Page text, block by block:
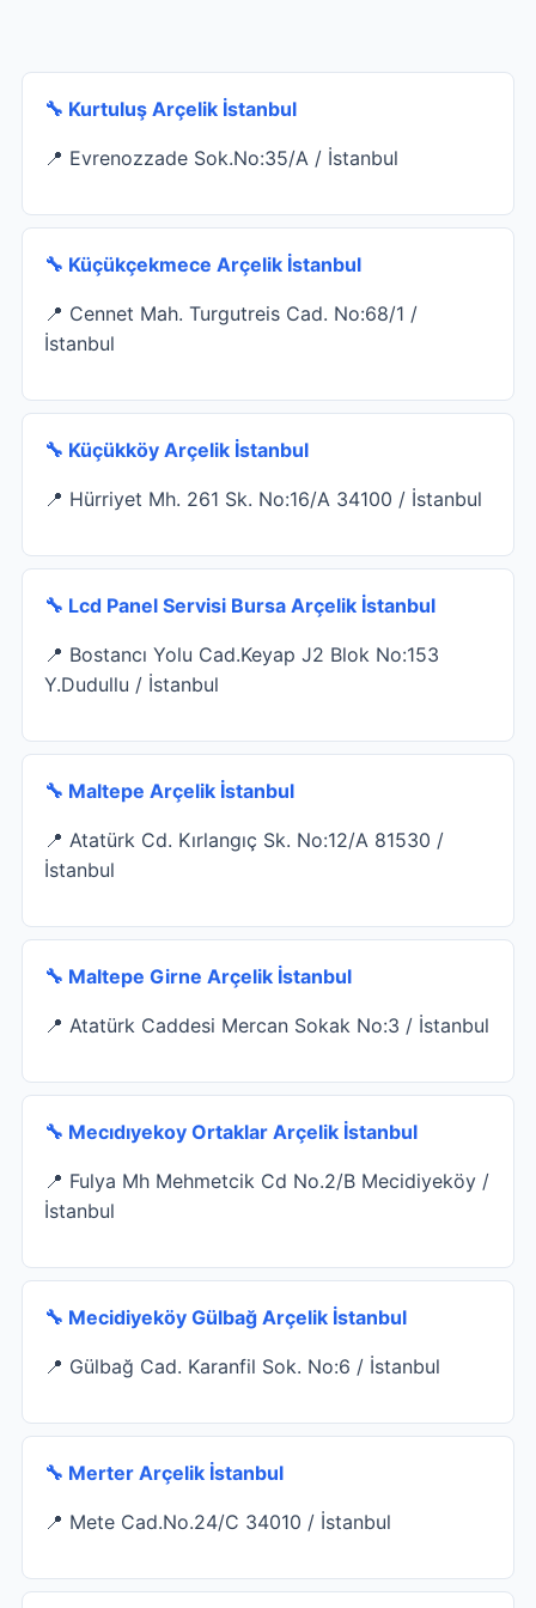
🔧 Kurtuluş Arçelik İstanbul
📍 Evrenozzade Sok.No:35/A / İstanbul
🔧 Küçükçekmece Arçelik İstanbul
📍 Cennet Mah. Turgutreis Cad. No:68/1 /
İstanbul
🔧 Küçükköy Arçelik İstanbul
📍 Hürriyet Mh. 261 Sk. No:16/A 34100 / İstanbul
🔧 Lcd Panel Servisi Bursa Arçelik İstanbul
📍 Bostancı Yolu Cad.Keyap J2 Blok No:153
Y.Dudullu / İstanbul
🔧 Maltepe Arçelik İstanbul
📍 Atatürk Cd. Kırlangıç Sk. No:12/A 81530 /
İstanbul
🔧 Maltepe Girne Arçelik İstanbul
📍 Atatürk Caddesi Mercan Sokak No:3 / İstanbul
🔧 Mecıdıyekoy Ortaklar Arçelik İstanbul
📍 Fulya Mh Mehmetcik Cd No.2/B Mecidiyeköy /
İstanbul
🔧 Mecidiyeköy Gülbağ Arçelik İstanbul
📍 Gülbağ Cad. Karanfil Sok. No:6 / İstanbul
🔧 Merter Arçelik İstanbul
📍 Mete Cad.No.24/C 34010 / İstanbul